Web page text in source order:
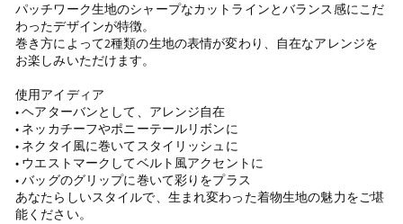
パッチワーク生地のシャープなカットラインとバランス感にこだ
わったデザインが特徴。
巻き方によって2種類の生地の表情が変わり、自在なアレンジを
お楽しみいただけます。
使用アイディア
• ヘアターバンとして、アレンジ自在
• ネッカチーフやポニーテールリボンに
• ネクタイ風に巻いてスタイリッシュに
• ウエストマークしてベルト風アクセントに
• バッグのグリップに巻いて彩りをプラス
あなたらしいスタイルで、生まれ変わった着物生地の魅力をご堪
能ください。